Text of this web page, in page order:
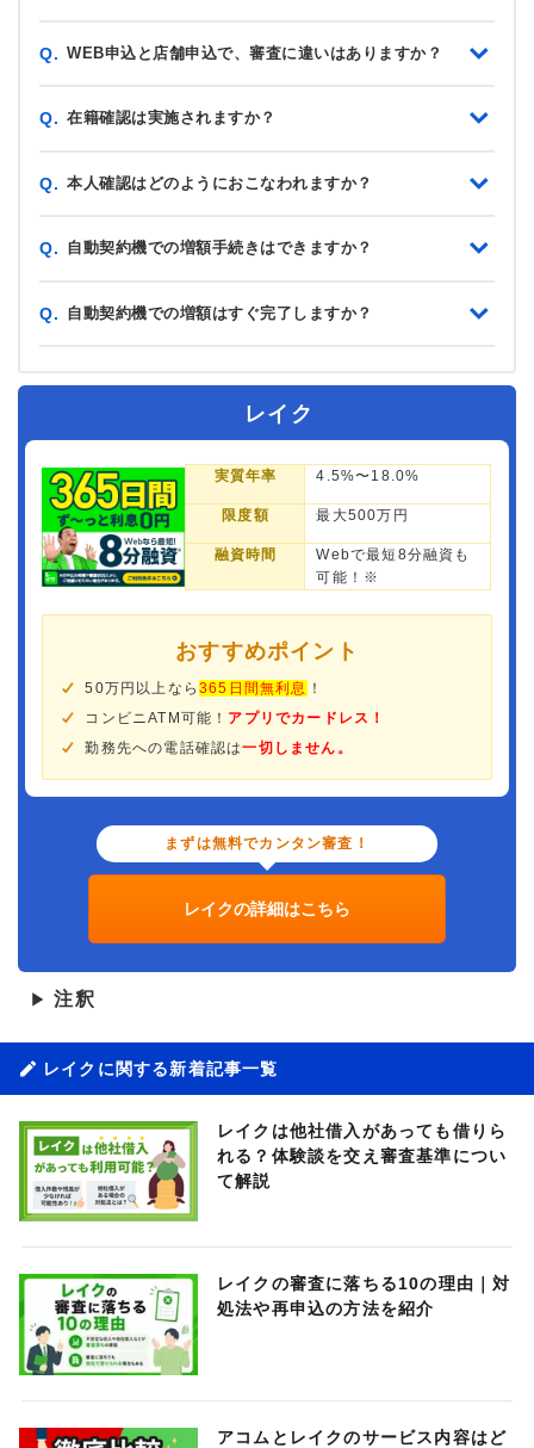
Q. WEB申込と店舗申込で、審査に違いはありますか？
Q. 在籍確認は実施されますか？
Q. 本人確認はどのようにおこなわれますか？
Q. 自動契約機での増額手続きはできますか？
Q. 自動契約機での増額はすぐ完了しますか？
レイク
実質年率 4.5%〜18.0%
限度額 最大500万円
融資時間
Webで最短8分融資も
可能！※
おすすめポイント
50万円以上なら365日間無利息
！
コンビニATM可能！ アプリでカードレス！
勤務先への電話確認は一切しません。
まずは無料でカンタン審査！
レイクの詳細はこちら
▶ 注釈
レイクに関する新着記事一覧
レイクは他社借入があっても借りら
れる？体験談を交え審査基準につい
て解説
レイクの審査に落ちる10の理由｜対
処法や再申込の方法を紹介
アコムとレイクのサービス内容はど